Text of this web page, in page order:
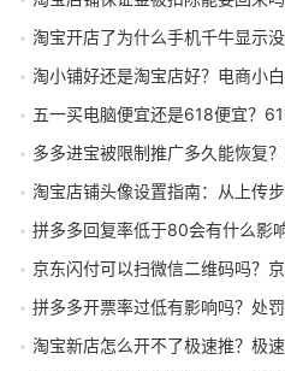
淘宝开店了为什么手机千牛显示
淘小铺好还是淘宝店好？电商小
五一买电脑便宜还是618便宜？
多多进宝被限制推广多久能恢复
淘宝店铺头像设置指南：从上传
拼多多回复率低于80会有什么影
京东闪付可以扫微信二维码吗？
拼多多开票率过低有影响吗？处罚
淘宝新店怎么开不了极速推？极